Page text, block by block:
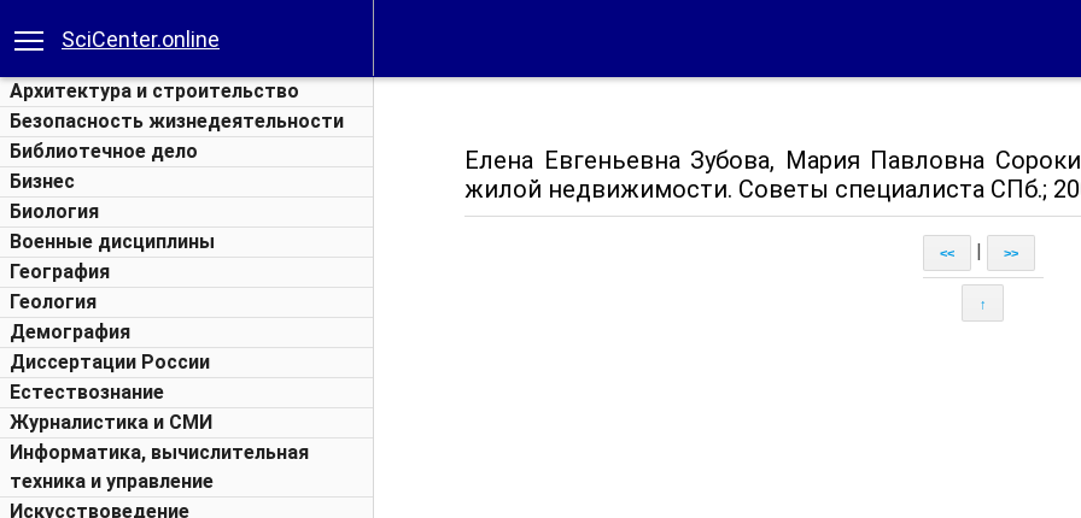
SciCenter.online
Архитектура и строительство
Безопасность жизнедеятельности
Библиотечное дело
Бизнес
Биология
Военные дисциплины
География
Геология
Демография
Диссертации России
Естествознание
Журналистика и СМИ
Информатика, вычислительная
техника и управление
Искусствоведение
Елена Евгеньевна Зубова, Мария Павловна
жилой недвижимости. Советы специалиста СПб.;
<< >>
↑